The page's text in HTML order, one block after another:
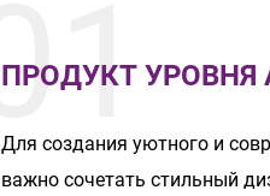
ПРОДУКТ УРОВНЯ
01
Для создания уютного и
важно сочетать стильный